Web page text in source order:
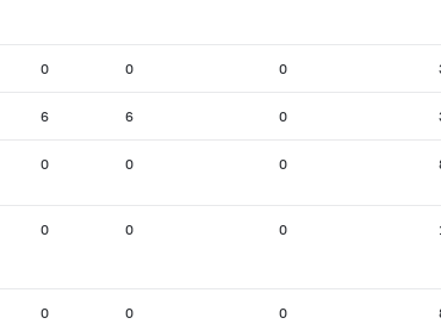
0 0 0
6 6 0
0 0 0
0 0 0
0 0 0